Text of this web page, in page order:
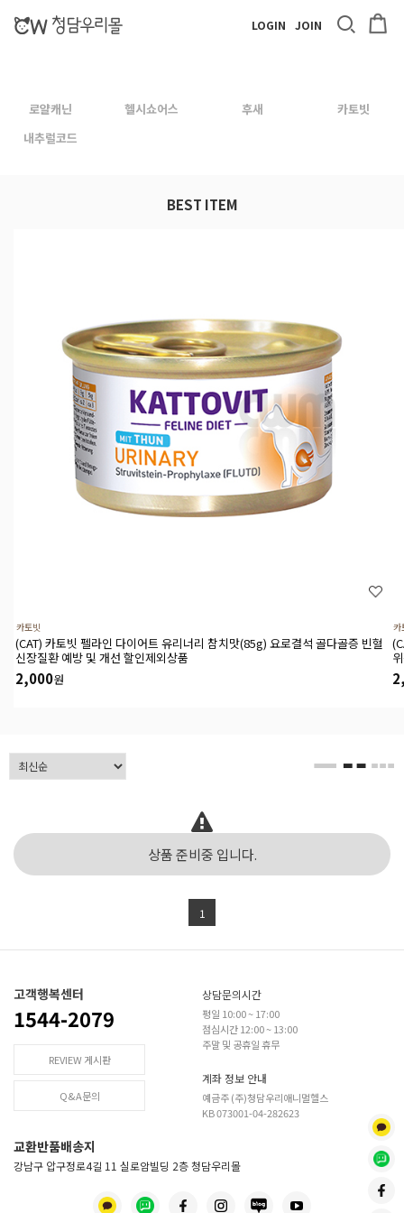
LOGIN JOIN
로얄캐닌 헬시쇼어스 후새
카토빗
내추럴코드
BEST ITEM
카토빗
(CAT) 카토빗 펠라인 다이어트 유리너리 참치맛(85g) 요로결석 골다골증 빈혈
신장질환 예방 및 개선 할인제외상품
2,000원
카
상품 준비중 입니다.
1
고객행복센터
1544-2079
REVIEW 게시판
Q&A문의
상담문의시간
평일 10:00 ~ 17:00
점심시간 12:00 ~ 13:00
주말 및 공휴일 휴무
계좌 정보 안내
예금주 (주)청담우리애니멀헬스
KB 073001-04-282623
교환반품배송지
강남구 압구정로4길 11 실로암빌딩 2층 청담우리몰